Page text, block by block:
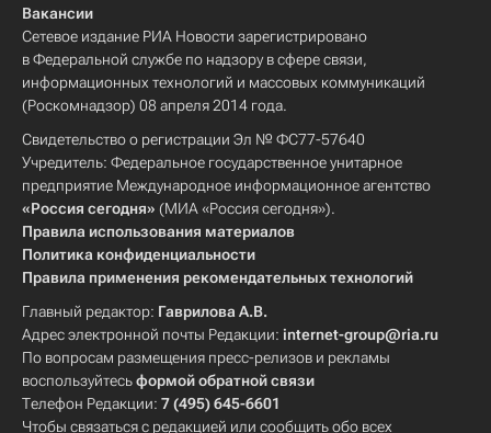
Вакансии
Сетевое издание РИА Новости зарегистрировано
в Федеральной службе по надзору в сфере связи,
информационных технологий и массовых коммуникаций
(Роскомнадзор) 08 апреля 2014 года.
Свидетельство о регистрации Эл № ФС77-57640
Учредитель: Федеральное государственное унитарное
предприятие Международное информационное агентство
«Россия сегодня» (МИА «Россия сегодня»).
Правила использования материалов
Политика конфиденциальности
Правила применения рекомендательных технологий
Главный редактор: Гаврилова А.В.
Адрес электронной почты Редакции: internet-group@ria.ru
По вопросам размещения пресс-релизов и рекламы
воспользуйтесьформой обратной связи
Телефон Редакции: 7 (495) 645-6601
Чтобы связаться с редакцией или сообщить обо всех